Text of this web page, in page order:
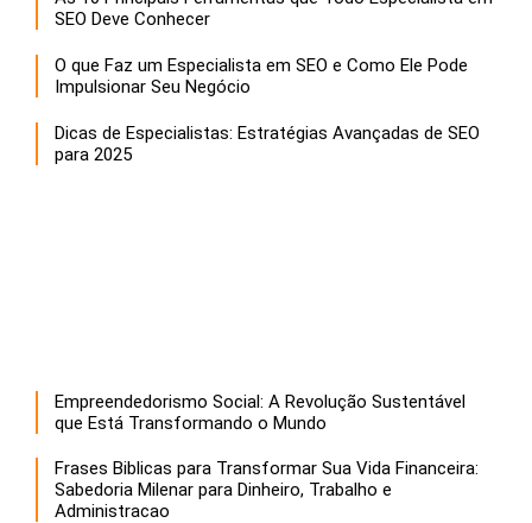
SEO Deve Conhecer
O que Faz um Especialista em SEO e Como Ele Pode
Impulsionar Seu Negócio
Dicas de Especialistas: Estratégias Avançadas de SEO
para 2025
Empreendedorismo Social: A Revolução Sustentável
que Está Transformando o Mundo
Frases Biblicas para Transformar Sua Vida Financeira:
Sabedoria Milenar para Dinheiro, Trabalho e
Administracao